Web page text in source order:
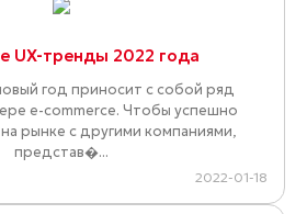
UX-тренды 2022 года
год приносит с собой ряд
e-commerce. Чтобы успешно
рынке с другими компаниями,
представ�...
2022-01-18